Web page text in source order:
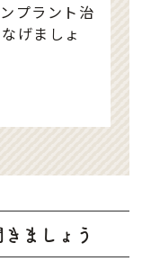
プラント治
げましょ
ましょう